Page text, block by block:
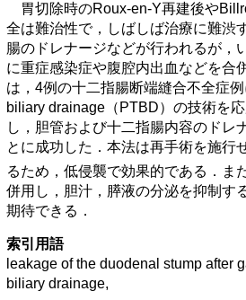
胃切除時のRoux-en-Y再建後や
全は難治性で，しばしば治療に難渋
腸のドレナージなどが行われるが，
に重症感染症や腹腔内出血などを合
は，4例の十二指腸断端縫合不全症
biliary drainage（PTBD）の技術を
し，胆管および十二指腸内容のドレ
とに成功した．本法は再手術を施行
るため，低侵襲で効果的である．ま
併用し，胆汁，膵液の分泌を抑制す
期待できる．
索引用語
leakage of the duodenal stump after
biliary drainage,